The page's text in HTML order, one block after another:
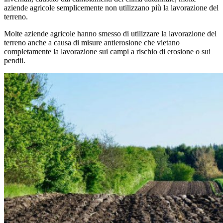
aziende agricole semplicemente non utilizzano più la lavorazione del
terreno.
Molte aziende agricole hanno smesso di utilizzare la lavorazione del
terreno anche a causa di misure antierosione che vietano
completamente la lavorazione sui campi a rischio di erosione o sui
pendii.